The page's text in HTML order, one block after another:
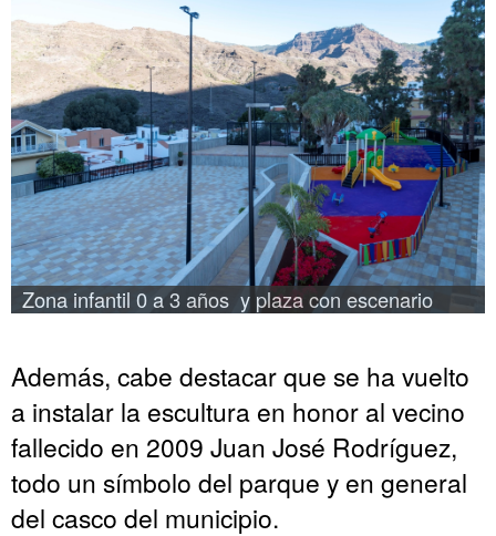
Zona infantil 0 a 3 años  y plaza con escenario
Además, cabe destacar que se ha vuelto
a instalar la escultura en honor al vecino
fallecido en 2009 Juan José Rodríguez,
todo un símbolo del parque y en general
del casco del municipio.